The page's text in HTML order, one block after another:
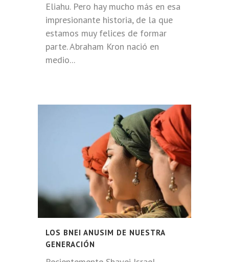
Eliahu. Pero hay mucho más en esa
impresionante historia, de la que
estamos muy felices de formar
parte. Abraham Kron nació en
medio...
LOS BNEI ANUSIM DE NUESTRA
GENERACIÓN